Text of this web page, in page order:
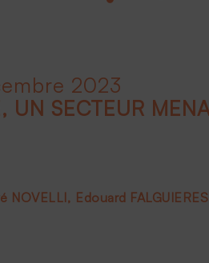
2023
NOVELLI Edouard FALGUIERES